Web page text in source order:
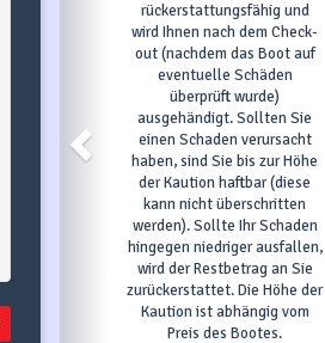
rückerstattungsfähig und
wird Ihnen nach dem Check-
out (nachdem das Boot auf
eventuelle Schäden
überprüft wurde)
ausgehändigt. Sollten Sie
einen Schaden verursacht
haben, sind Sie bis zur Höhe
der Kaution haftbar (diese
kann nicht überschritten
werden). Sollte Ihr Schaden
hingegen niedriger ausfallen,
wird der Restbetrag an Sie
zurückerstattet. Die Höhe der
Kaution ist abhängig vom
Preis des Bootes.